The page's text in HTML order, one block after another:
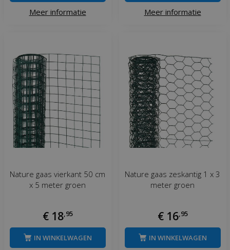
Meer informatie Meer informatie
Nature gaas vierkant 50 cm
x 5 meter groen
€ 18 95
IN WINKELWAGEN
Nature gaas zeskantig 1 x 3
meter groen
€ 16 95
IN WINKELWAGEN